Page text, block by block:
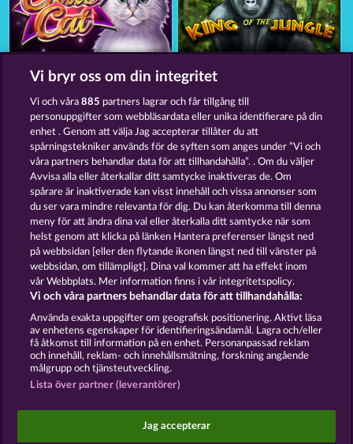
Atlantic Wilds Majestic King
Användarvillkor Sekretesspolicy Avtryck
Om Företaget FAQ Facebook Blogg
Skicka in en begäran om att ångra köpet
Sociala casinospel är endast avsedda för
underhållningsändamål och har absolut inget
Vi bryr oss om din integritet
Vi och våra885 partners lagrar och får tillgång till
personuppgifter som webbläsardata eller unika identifierare på din
enhet . Genom att välja Jag accepterar tillåter du att
spårningstekniker används för de syften som anges under ”Vi och
våra partners behandlar data för att tillhandahålla”. . Om du väljer
Avvisa alla eller återkallar ditt samtycke inaktiveras de. Om
spårare är inaktiverade kan visst innehåll och vissa annonser som
du ser vara mindre relevanta för dig. Du kan återkomma till denna
meny för att ändra dina val eller återkalla ditt samtycke när som
helst genom att klicka på länken Hantera preferenser längst ned
på webbsidan [eller den flytande ikonen längst ned till vänster på
webbsidan, om tillämpligt]. Dina val kommer att ha effekt inom
vår Webbplats. Mer information finns i vår integritetspolicy.
Vi och våra partners behandlar data för att tillhandahålla:
Använda exakta uppgifter om geografisk positionering. Aktivt läsa
av enhetens egenskaper för identifieringsändamål. Lagra och/eller
få åtkomst till information på en enhet. Personanpassad reklam
och innehåll, reklam- och innehållsmätning, forskning angående
målgrupp och tjänsteutveckling.
Lista över partner (leverantörer)
Jag accepterar